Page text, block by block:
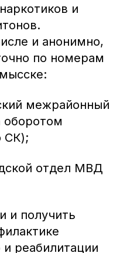
и
и анонимно,
по номерам
межрайонный
оборотом
СК);
отдел МВД
и получить
реабилитации